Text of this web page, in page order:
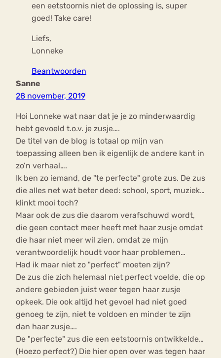
een eetstoornis niet de oplossing is, super
goed! Take care!
Liefs,
Lonneke
Beantwoorden
Sanne
28 november, 2019
Hoi Lonneke wat naar dat je je zo minderwaardig
hebt gevoeld t.o.v. je zusje….
De titel van de blog is totaal op mijn van
toepassing alleen ben ik eigenlijk de andere kant in
zo’n verhaal….
Ik ben zo iemand, de "te perfecte" grote zus. De zus
die alles net wat beter deed: school, sport, muziek…
klinkt mooi toch?
Maar ook de zus die daarom verafschuwd wordt,
die geen contact meer heeft met haar zusje omdat
die haar niet meer wil zien, omdat ze mijn
verantwoordelijk houdt voor haar problemen…
Had ik maar niet zo "perfect" moeten zijn?
De zus die zich helemaal niet perfect voelde, die op
andere gebieden juist weer tegen haar zusje
opkeek. Die ook altijd het gevoel had niet goed
genoeg te zijn, niet te voldoen en minder te zijn
dan haar zusje….
De "perfecte" zus die een eetstoornis ontwikkelde…
(Hoezo perfect?) Die hier open over was tegen haar